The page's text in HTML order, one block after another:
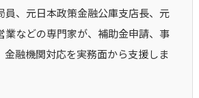
員、元日本政策金融公庫支店長、元
業などの専門家が、補助金申請、事
金融機関対応を実務面から支援しま